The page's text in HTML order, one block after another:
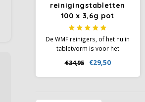
reinigingstabletten
100 x 3,6g pot
De WMF reinigers, of het nu in
tabletvorm is voor het
van de koffiemachine of de
speciale melkschuimreiniger,
€34,95 €29,50